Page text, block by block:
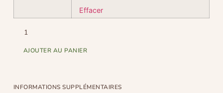
Effacer
AJOUTER AU PANIER
INFORMATIONS SUPPLÉMENTAIRES